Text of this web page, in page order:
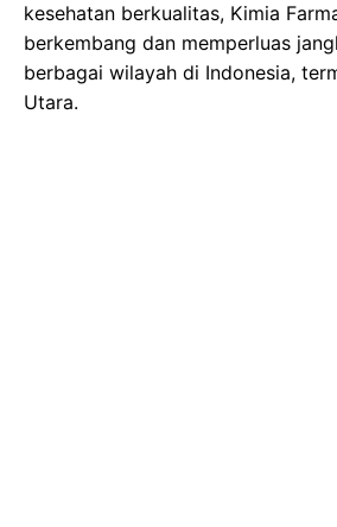
kesehatan berkualitas, Kimia
berkembang dan memperluas
berbagai wilayah di Indonesia,
Utara.